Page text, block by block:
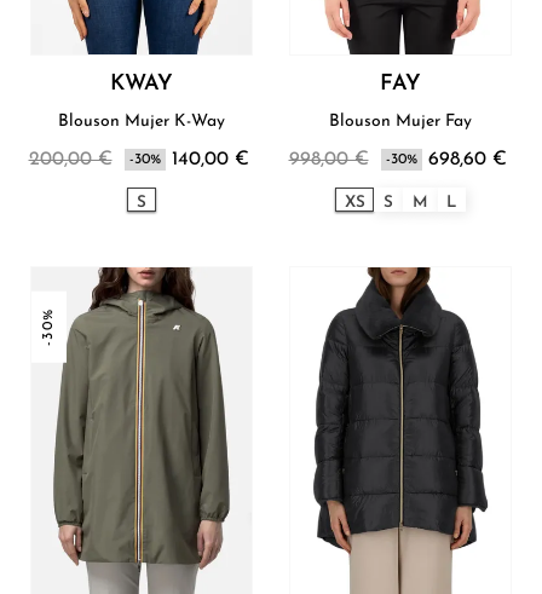
KWAY
Blouson Mujer K-Way
200,00 € -30% 140,00 €
S
FAY
Blouson Mujer Fay
998,00 € -30% 698,60 €
XS S M L
-30%